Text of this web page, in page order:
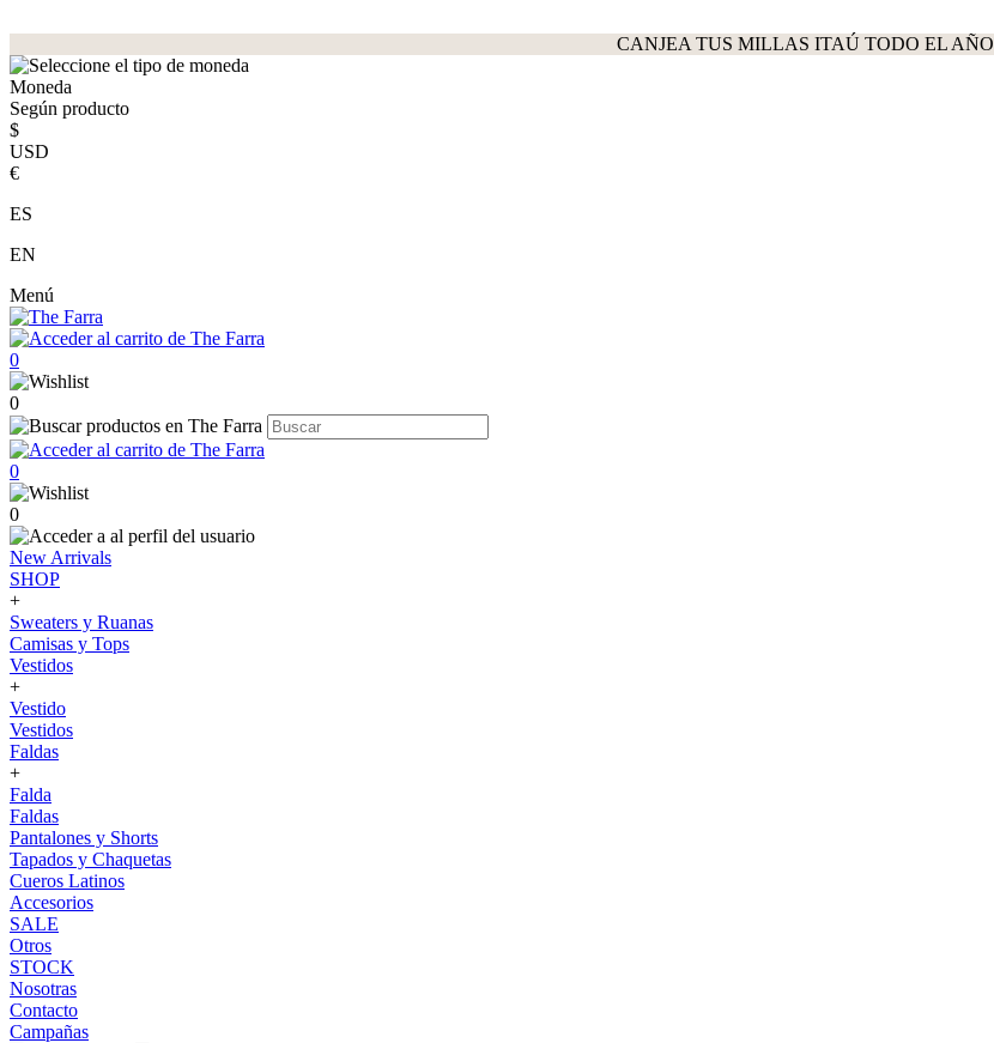
CANJEA TUS MILLAS ITAÚ TODO EL AÑO
Moneda
Según producto
$
USD
€
ES
EN
Menú
0
0
0
0
New Arrivals
SHOP
+
Sweaters y Ruanas
Camisas y Tops
Vestidos
+
Vestido
Vestidos
Faldas
+
Falda
Faldas
Pantalones y Shorts
Tapados y Chaquetas
Cueros Latinos
Accesorios
SALE
Otros
STOCK
Nosotras
Contacto
Campañas